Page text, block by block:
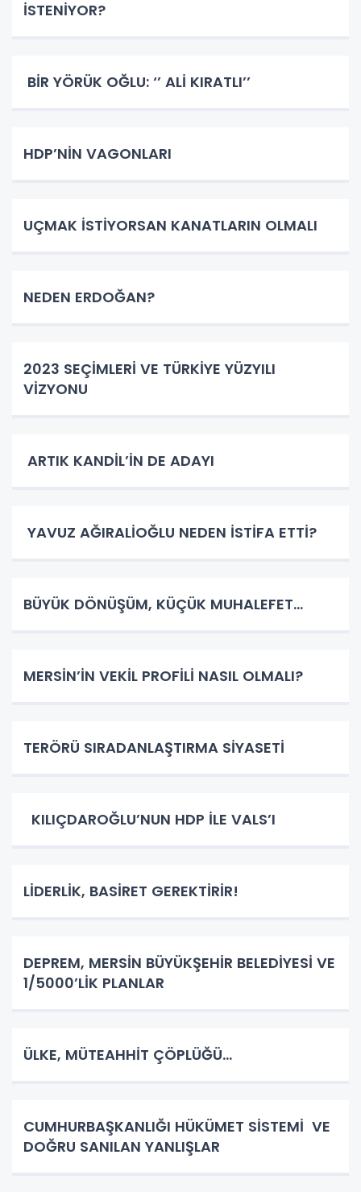
İSTENİYOR?
BİR YÖRÜK OĞLU: ‘’ ALİ KIRATLI’’
HDP’NİN VAGONLARI
UÇMAK İSTİYORSAN KANATLARIN OLMALI
NEDEN ERDOĞAN?
2023 SEÇİMLERİ VE TÜRKİYE YÜZYILI
VİZYONU
ARTIK KANDİL’İN DE ADAYI
YAVUZ AĞIRALİOĞLU NEDEN İSTİFA ETTİ?
BÜYÜK DÖNÜŞÜM, KÜÇÜK MUHALEFET…
MERSİN’İN VEKİL PROFİLİ NASIL OLMALI?
TERÖRÜ SIRADANLAŞTIRMA SİYASETİ
KILIÇDAROĞLU’NUN HDP İLE VALS’I
LİDERLİK, BASİRET GEREKTİRİR!
DEPREM, MERSİN BÜYÜKŞEHİR BELEDİYESİ VE
1/5000’LİK PLANLAR
ÜLKE, MÜTEAHHİT ÇÖPLÜĞÜ…
CUMHURBAŞKANLIĞI HÜKÜMET SİSTEMİ VE
DOĞRU SANILAN YANLIŞLAR